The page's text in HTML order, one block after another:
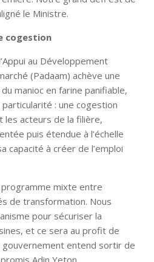
le Ministre.
cogestion
au Développement
(Padaam) achève une
manioc en farine panifiable,
: une cogestion
acteurs de la filière,
puis étendue à l’échelle
capacité à créer de l’emploi
mixte entre
de transformation. Nous
pour sécuriser la
et ce sera au profit de
entend sortir de